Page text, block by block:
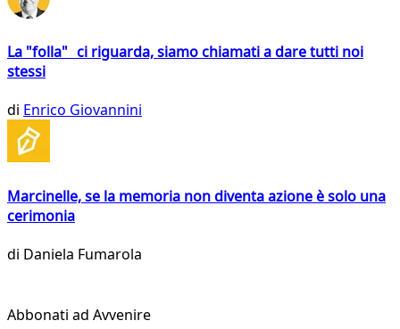
La "folla" ci riguarda, siamo chiamati a dare tutti noi
stessi
di Enrico Giovannini
Marcinelle, se la memoria non diventa azione è solo una
cerimonia
di Daniela Fumarola
Abbonati ad Avvenire